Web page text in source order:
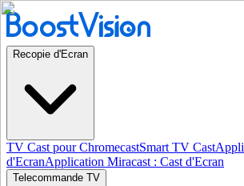
Recopie d'Ecran
TV Cast pour ChromecastSmart TV Cast
d'EcranApplication Miracast : Cast d'Ecran
Telecommande TV